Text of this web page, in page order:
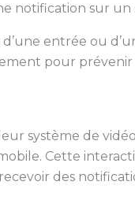
notification sur un
entrée ou
pour prévenir
système de
Cette
des